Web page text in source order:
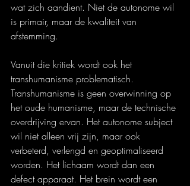
wat zich aandient. Niet de autonome wil
is primair, maar de kwaliteit van
afstemming.
Vanuit die kritiek wordt ook het
transhumanisme problematisch.
Transhumanisme is geen overwinning op
het oude humanisme, maar de technische
overdrijving ervan. Het autonome subject
wil niet alleen vrij zijn, maar ook
verbeterd, verlengd en geoptimaliseerd
worden. Het lichaam wordt dan een
defect apparaat. Het brein wordt een